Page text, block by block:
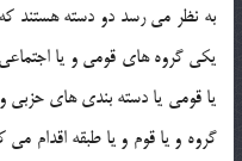
به نظر مي رسد دو دسته هستند
يكي گروه هاي قومي و يا
يا قومي يا دسته بندي هاي
گروه و يا قوم و يا طبقه اقدام